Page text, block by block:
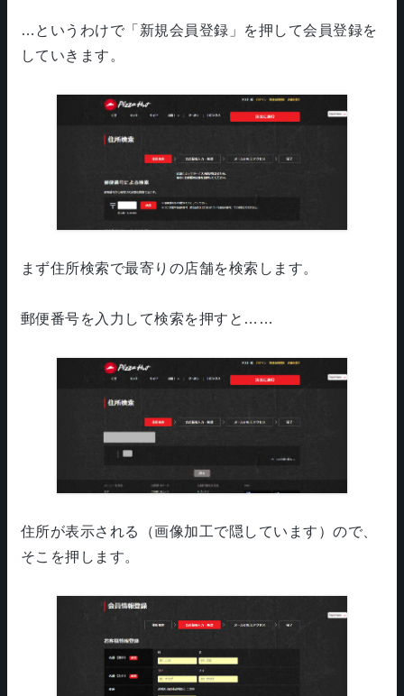
…というわけで「新規会員登録」を押して会員登録を
していきます。
まず住所検索で最寄りの店舗を検索します。
郵便番号を入力して検索を押すと……
住所が表示される（画像加工で隠しています）ので、
そこを押します。